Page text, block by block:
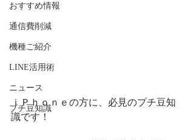
おすすめ情報
通信費削減
機種ご紹介
LINE活用術
ニュース
プチ豆知識
ｉＰｈｏｎｅの方に、必見のプチ豆知
識です！